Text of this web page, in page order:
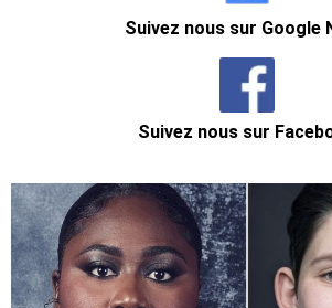
Suivez nous sur Google
Suivez nous sur